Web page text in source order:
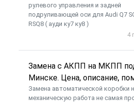
рулевого управления и задней
подруливающей оси для Audi Q7
RSQ8 ( ауди ку7 ку8 )
4
Замена с АКПП на МКПП
Минске. Цена, описание,
Замена автоматической коробки
механическую работа не самая